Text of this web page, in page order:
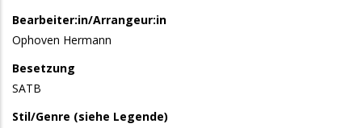
Bearbeiter:in/Arrangeur:in
Ophoven Hermann
Besetzung
SATB
Stil/Genre (siehe Legende)